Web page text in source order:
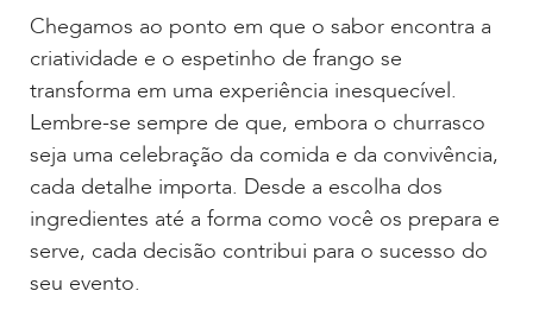
Chegamos ao ponto em que o sabor encontra a
criatividade e o espetinho de frango se
transforma em uma experiência inesquecível.
Lembre-se sempre de que, embora o churrasco
seja uma celebração da comida e da convivência,
cada detalhe importa. Desde a escolha dos
ingredientes até a forma como você os prepara e
serve, cada decisão contribui para o sucesso do
seu evento.